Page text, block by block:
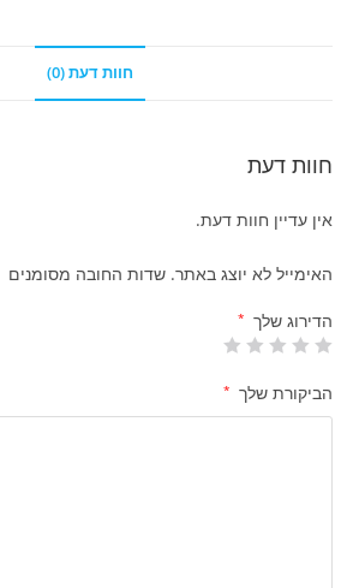
חוות דעת (0)
חוות דעת
אין עדיין חוות דעת.
האימייל לא יוצג באתר. שדות החובה מסומנים
הדירוג שלך *
הביקורת שלך *